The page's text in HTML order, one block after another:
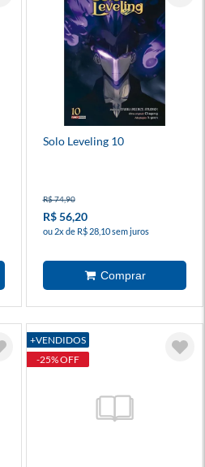
Solo Leveling 10
R$ 74,90
R$ 56,20
ou 2x de R$ 28,10 sem juros
+VENDIDOS
-25% OFF